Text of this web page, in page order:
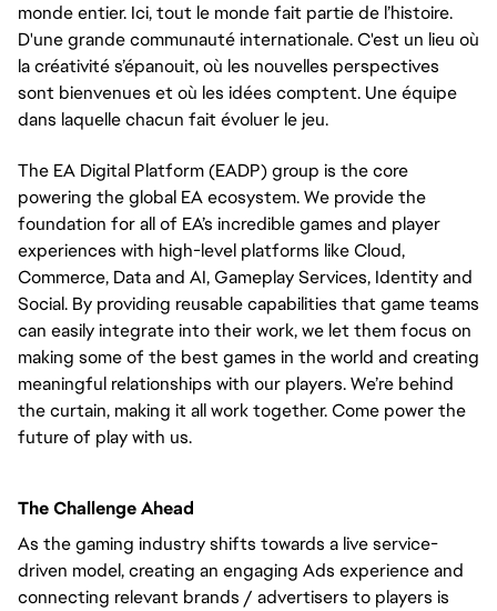
monde entier. Ici, tout le monde fait partie de l’histoire.
D'une grande communauté internationale. C'est un lieu où
la créativité s’épanouit, où les nouvelles perspectives
sont bienvenues et où les idées comptent. Une équipe
dans laquelle chacun fait évoluer le jeu.
The EA Digital Platform (EADP) group is the core
powering the global EA ecosystem. We provide the
foundation for all of EA’s incredible games and player
experiences with high-level platforms like Cloud,
Commerce, Data and AI, Gameplay Services, Identity and
Social. By providing reusable capabilities that game teams
can easily integrate into their work, we let them focus on
making some of the best games in the world and creating
meaningful relationships with our players. We’re behind
the curtain, making it all work together. Come power the
future of play with us.
The Challenge Ahead
As the gaming industry shifts towards a live service-
driven model, creating an engaging Ads experience and
connecting relevant brands / advertisers to players is